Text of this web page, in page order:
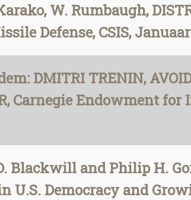
W. Rumbaugh,
Defense, CSIS,
DMITRI TRENIN,
Carnegie Endowment
Blackwill and Philip H.
U.S. Democracy and